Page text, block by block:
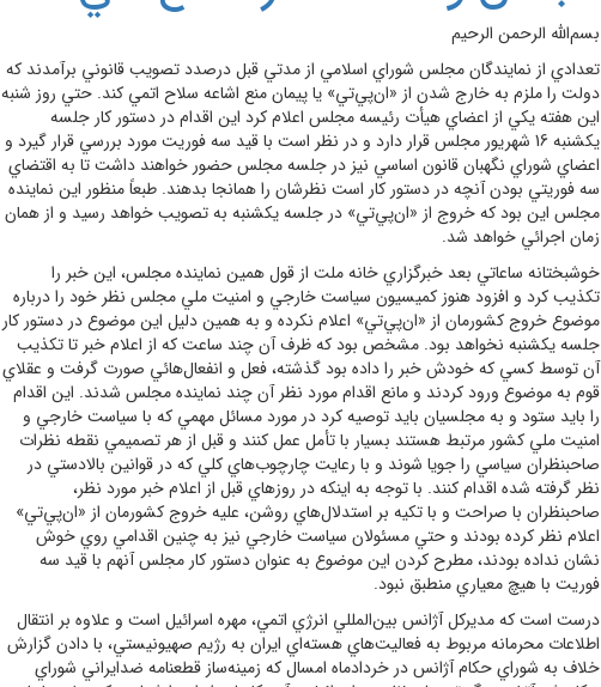
بسم‌الله الرحمن الرحيم
تعدادي از نمايندگان مجلس شوراي اسلامي از مدتي قبل درصدد تصويب قانوني برآمدند که
دولت را ملزم به خارج شدن از «ان‌پي‌تي» يا پيمان منع اشاعه سلاح اتمي کند. حتي روز شنبه
اين هفته يکي از اعضاي هيأت رئيسه مجلس اعلام کرد اين اقدام در دستور کار جلسه
يکشنبه 16 شهريور مجلس قرار دارد و در نظر است با قيد سه فوريت مورد بررسي قرار گيرد و
اعضاي شوراي نگهبان قانون اساسي نيز در جلسه مجلس حضور خواهند داشت تا به اقتضاي
سه فوريتي بودن آنچه در دستور کار است نظرشان را همانجا بدهند. طبعاً منظور اين نماينده
مجلس اين بود که خروج از «ان‌پي‌تي» در جلسه يکشنبه به تصويب خواهد رسيد و از همان
زمان اجرائي خواهد شد.
خوشبختانه ساعاتي بعد خبرگزاري خانه ملت از قول همين نماينده مجلس، اين خبر را
تکذيب کرد و افزود هنوز کميسيون سياست خارجي و امنيت ملي مجلس نظر خود را درباره
موضوع خروج کشورمان از «ان‌پي‌تي» اعلام نکرده و به همين دليل اين موضوع در دستور کار
جلسه يکشنبه نخواهد بود. مشخص بود که ظرف آن چند ساعت که از اعلام خبر تا تکذيب
آن توسط کسي که خودش خبر را داده بود گذشته، فعل و انفعال‌هائي صورت گرفت و عقلاي
قوم به موضوع ورود کردند و مانع اقدام مورد نظر آن چند نماينده مجلس شدند. اين اقدام
را بايد ستود و به مجلسيان بايد توصيه کرد در مورد مسائل مهمي که با سياست خارجي و
امنيت ملي کشور مرتبط هستند بسيار با تأمل عمل کنند و قبل از هر تصميمي نقطه ‌نظرات
صاحبنظران سياسي را جويا شوند و با رعايت چارچوب‌هاي کلي که در قوانين بالادستي در
نظر گرفته شده اقدام کنند. با توجه به اينکه در روزهاي قبل از اعلام خبر مورد نظر،
صاحبنظران با صراحت و با تکيه بر استدلال‌هاي روشن، عليه خروج کشورمان از «ان‌پي‌تي»
اعلام‌ نظر کرده بودند و حتي مسئولان سياست خارجي نيز به چنين اقدامي روي خوش
نشان نداده بودند، مطرح کردن اين موضوع به عنوان دستور کار مجلس آنهم با قيد سه
فوريت با هيچ معياري منطبق نبود.
درست است که مديرکل آژانس بين‌المللي انرژي اتمي، مهره اسرائيل است و علاوه بر انتقال
اطلاعات محرمانه مربوط به فعاليت‌هاي هسته‌اي ايران به رژيم صهيونيستي، با دادن گزارش
خلاف به شوراي حکام آژانس در خردادماه امسال که زمينه‌ساز قطعنامه ضدايراني شوراي